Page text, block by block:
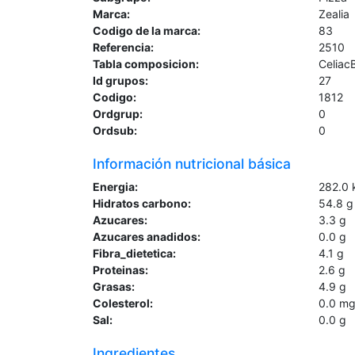
Marca:
Zealia
Codigo de la marca:
83
Referencia:
2510
Tabla composicion:
Id grupos:
27
Codigo:
1812
Ordgrup:
0
Ordsub:
0
Información nutricional básica
Energia: 282.0
Hidratos carbono:
54.8 g
Azucares:
3.3 g
Azucares anadidos:
0.0 g
Fibra_dietetica:
4.1 g
Proteinas:
2.6 g
Grasas:
4.9 g
Colesterol:
0.0 mg
Sal:
0.0 g